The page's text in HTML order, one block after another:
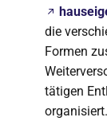
die
Formen
tätigen
organisiert.